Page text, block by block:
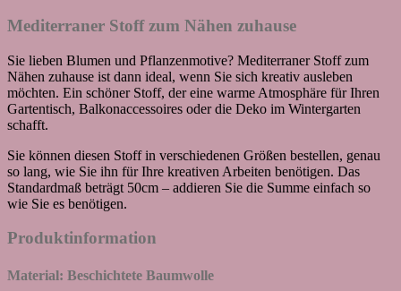
Mediterraner Stoff zum Nähen zuhause
Sie lieben Blumen und Pflanzenmotive? Mediterraner Stoff zum
Nähen zuhause ist dann ideal, wenn Sie sich kreativ ausleben
möchten. Ein schöner Stoff, der eine warme Atmosphäre für Ihren
Gartentisch, Balkonaccessoires oder die Deko im Wintergarten
schafft.
Sie können diesen Stoff in verschiedenen Größen bestellen, genau
so lang, wie Sie ihn für Ihre kreativen Arbeiten benötigen. Das
Standardmaß beträgt 50cm – addieren Sie die Summe einfach so
wie Sie es benötigen.
Produktinformation
Material: Beschichtete Baumwolle